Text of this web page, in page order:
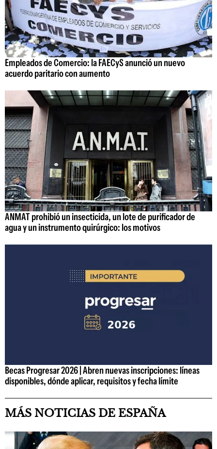
Empleados de Comercio: la FAECyS anunció un nuevo
acuerdo paritario con aumento
ANMAT prohibió un insecticida, un lote de purificador de
agua y un instrumento quirúrgico: los motivos
Becas Progresar 2026 | Abren nuevas inscripciones: líneas
disponibles, dónde aplicar, requisitos y fecha límite
MÁS NOTICIAS DE ESPAÑA